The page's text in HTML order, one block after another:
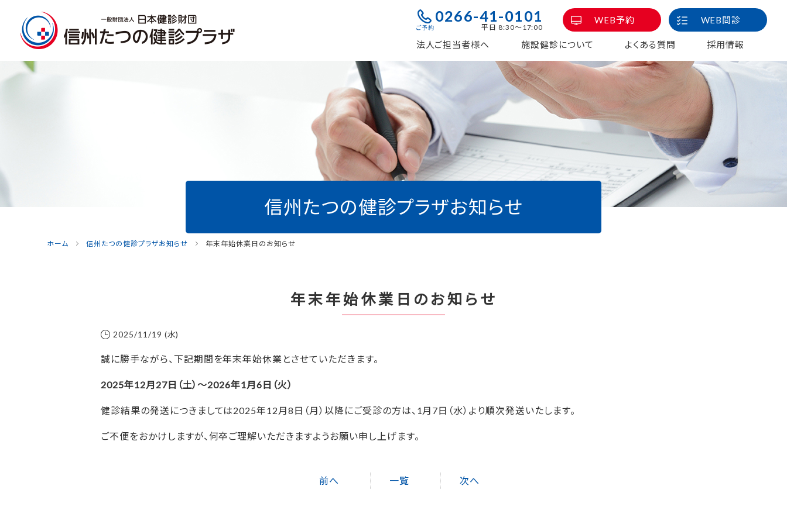
法人ご担当者様へ 施設健診について よくある質問 採用情報
0266-41-0101
平日 8:30～17:00
WEB予約 WEB問診
信州たつの健診プラザお知らせ
ホーム 信州たつの健診プラザお知らせ 年末年始休業日のお知らせ
年末年始休業日のお知らせ
2025/11/19 (水)
誠に勝手ながら、下記期間を年末年始休業とさせていただきます。
2025年12月27日（土）～2026年1月6日（火）
健診結果の発送につきましては2025年12月8日（月）以降にご受診の方は、1月7日（水）より順次発送いたします。
ご不便をおかけしますが、何卒ご理解いただきますようお願い申し上げます。
前へ 一覧 次へ